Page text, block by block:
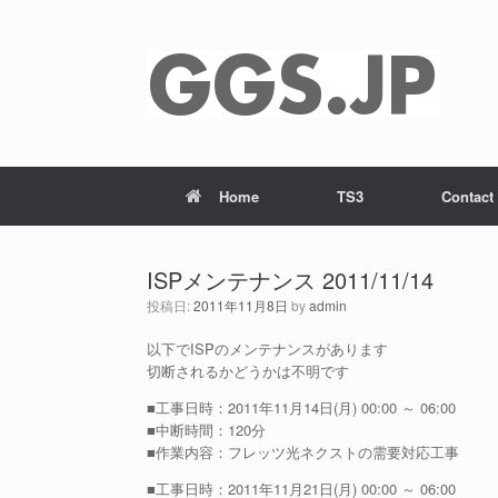
Home TS3 Contact
ISPメンテナンス 2011/11/14
投稿日:2011年11月8日 byadmin
以下でISPのメンテナンスがあります
切断されるかどうかは不明です
■工事日時：2011年11月14日(月) 00:00 ～ 06:00
■中断時間：120分
■作業内容：フレッツ光ネクストの需要対応工事
■工事日時：2011年11月21日(月) 00:00 ～ 06:00